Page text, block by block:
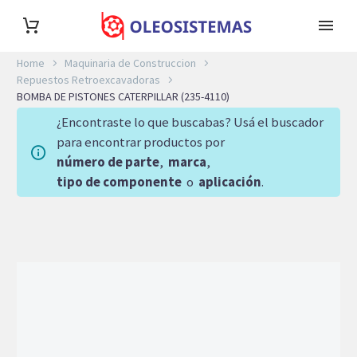
Home
Maquinaria de Construccion
Repuestos Retroexcavadoras
BOMBA DE PISTONES CATERPILLAR (235-4110)
¿Encontraste lo que buscabas? Usá el buscador
para encontrar productos por
número de parte, marca,
tipo de componente o aplicación.